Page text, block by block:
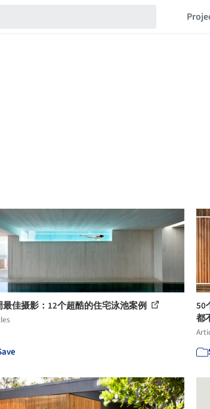
最佳摄影：12个超酷的住宅泳池案例
50
都